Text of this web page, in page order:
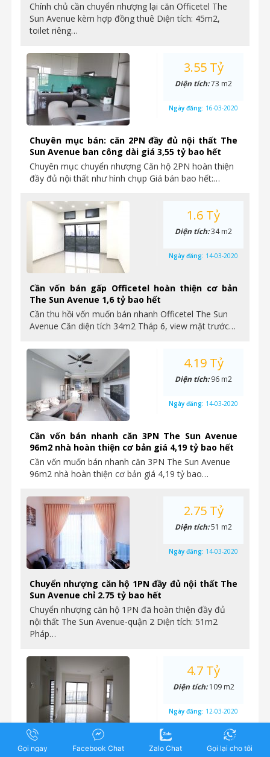
Chính chủ cần chuyển nhượng lại căn Officetel The
Sun Avenue kèm hợp đồng thuê Diện tích: 45m2,
toilet riêng…
Chuyên mục bán: căn 2PN đầy đủ nội thất The
Sun Avenue ban công dài giá 3,55 tỷ bao hết
Chuyên mục chuyển nhượng Căn hộ 2PN hoàn thiện
đầy đủ nội thất như hình chụp Giá bán bao hết:…
3.55 Tỷ
Diện tích:73 m2
Ngày đăng: 16-03-2020
Cần vốn bán gấp Officetel hoàn thiện cơ bản
The Sun Avenue 1,6 tỷ bao hết
Cần thu hồi vốn muốn bán nhanh Officetel The Sun
Avenue Căn diện tích 34m2 Tháp 6, view mặt trước…
1.6 Tỷ
Diện tích:34 m2
Ngày đăng: 14-03-2020
Cần vốn bán nhanh căn 3PN The Sun Avenue
96m2 nhà hoàn thiện cơ bản giá 4,19 tỷ bao hết
Cần vốn muốn bán nhanh căn 3PN The Sun Avenue
96m2 nhà hoàn thiện cơ bản giá 4,19 tỷ bao…
4.19 Tỷ
Diện tích:96 m2
Ngày đăng: 14-03-2020
Chuyển nhượng căn hộ 1PN đầy đủ nội thất The
Sun Avenue chỉ 2.75 tỷ bao hết
Chuyển nhượng căn hộ 1PN đã hoàn thiện đầy đủ
nội thất The Sun Avenue-quận 2 Diện tích: 51m2
Pháp…
2.75 Tỷ
Diện tích:51 m2
Ngày đăng: 14-03-2020
The Sun Avenue – Chuyển nhượng căn 3 phòng
4.7 Tỷ
Diện tích:109 m2
Ngày đăng: 12-03-2020
Gọi ngay Facebook Chat Zalo Chat Gọi lại cho tôi